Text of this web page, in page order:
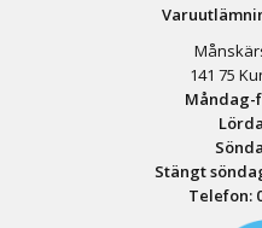
141 75
Måndag-
Stängt
Telefon: